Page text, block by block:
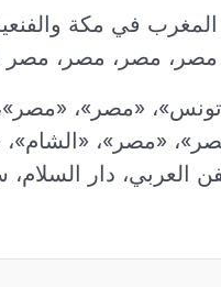
في مكة
مصر، مصر، مصر
«مصر»،
«مصر»، «الشام»،
دار السلام،